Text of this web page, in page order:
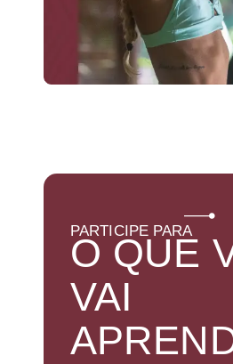
PARTICIPE PARA
O QUE
VAI